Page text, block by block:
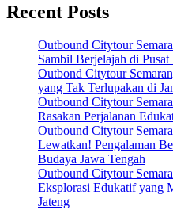
Recent Posts
Outbound Citytour
Sambil Berjelajah di Pusat
Outbond Citytour
yang Tak Terlupakan di
Outbound Citytour
Rasakan Perjalanan
Outbound Citytour
Lewatkan! Pengalaman
Budaya Jawa Tengah
Outbound Citytour
Eksplorasi Edukatif yang
Jateng